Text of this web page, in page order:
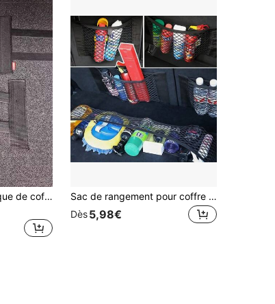
1 pièce Bande élastique de coffre de voiture
Sac de rangement pour coffre de voiture, sac de rangement multifonction en maille pour dossier de siège arrière de SUV, accessoire intérieur de voiture gain de place avec organisateur de compartiment de chargement
Dès5,98€